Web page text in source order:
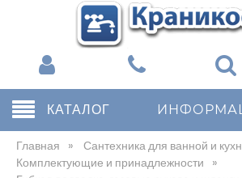
КАТАЛОГ
Главная » Сантехника для ванной и
Комплектующие и принадлежности »